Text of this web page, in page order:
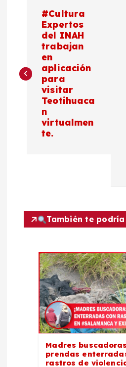
e
n
#Cultura
Expertos
del INAH
trabajan
en
aplicación
para
visitar
Teotihuaca
n
virtualmen
te.
También te
Madres
prendas
rastros de